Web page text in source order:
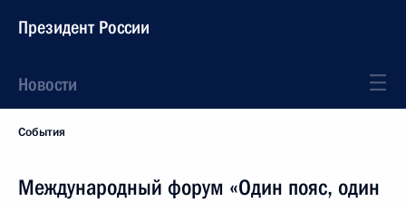
Президент России
Новости
События
Международный форум «Один пояс, один